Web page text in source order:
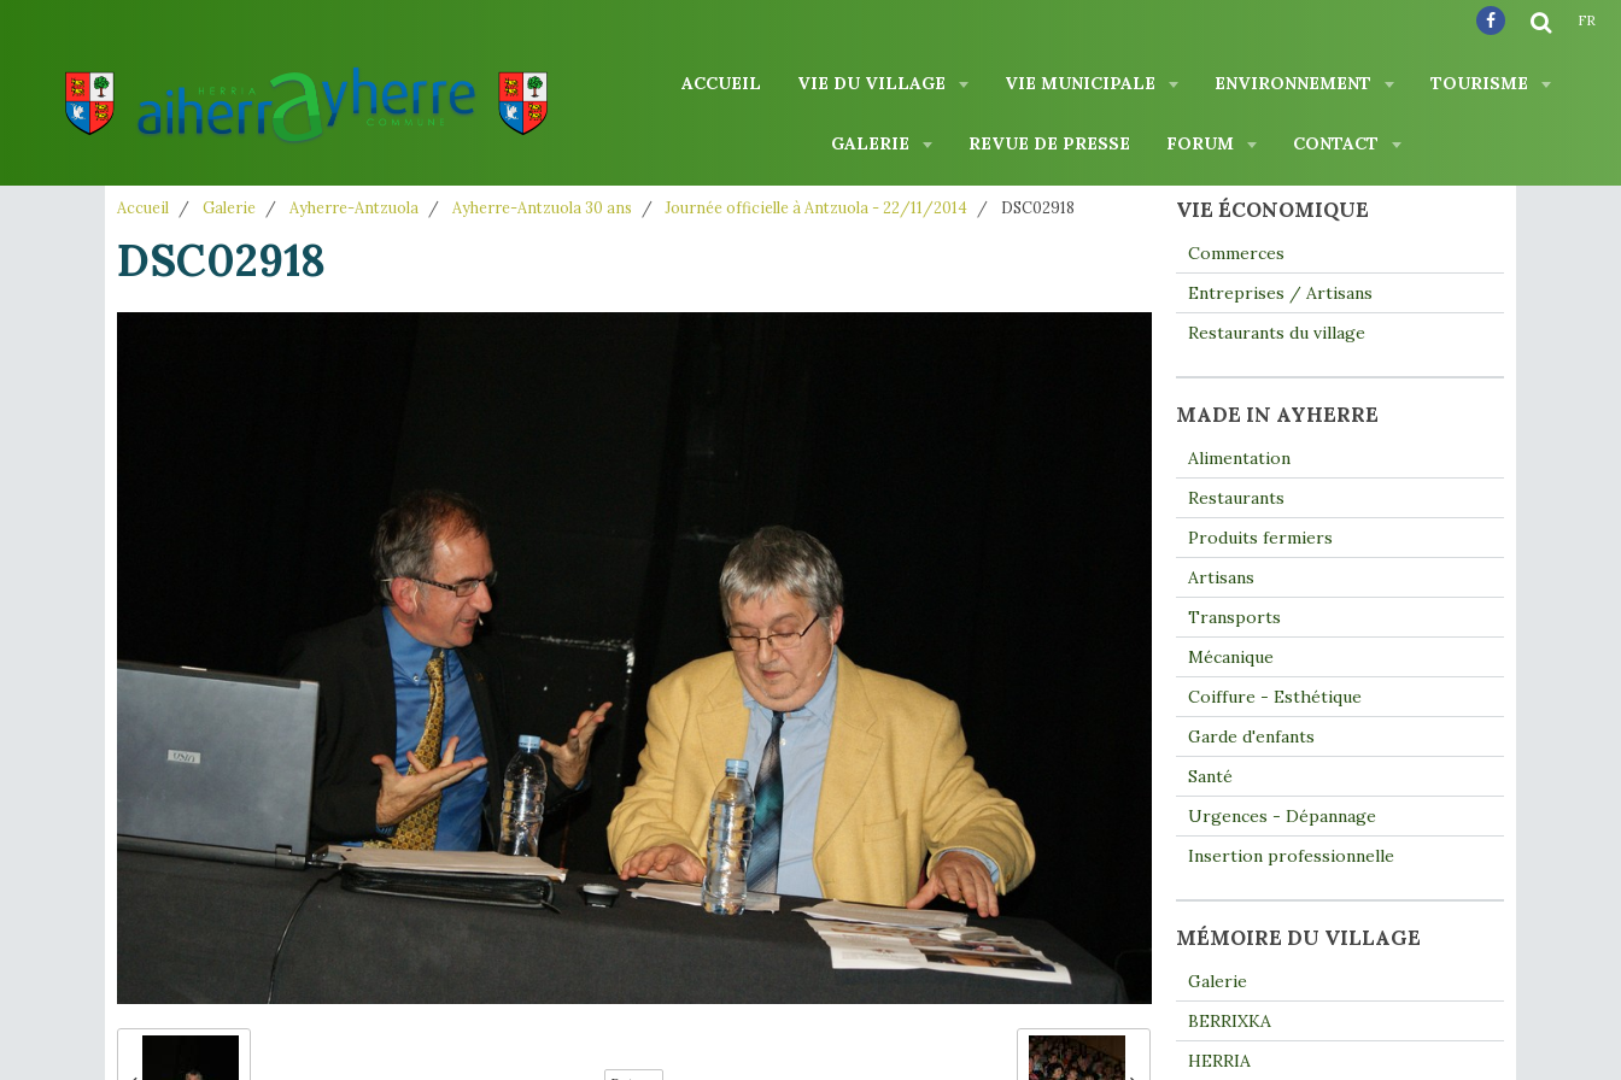
ACCUEIL VIE DU VILLAGE VIE MUNICIPALE ENVIRONNEMENT TOURISME
GALERIE REVUE DE PRESSE FORUM CONTACT
FR
Accueil Galerie Ayherre-Antzuola Ayherre-Antzuola 30 ans Journée officielle à Antzuola - 22/11/2014 DSC02918
DSC02918
VIE ÉCONOMIQUE
Commerces
Entreprises / Artisans
Restaurants du village
MADE IN AYHERRE
Alimentation
Restaurants
Produits fermiers
Artisans
Transports
Mécanique
Coiffure - Esthétique
Garde d'enfants
Santé
Urgences - Dépannage
Insertion professionnelle
MÉMOIRE DU VILLAGE
Galerie
BERRIXKA
HERRIA